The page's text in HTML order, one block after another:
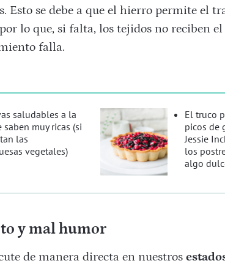
Esto se debe a que el hierro permite el
lo que, si falta, los tejidos no reciben
falla.
saludables a la
saben muy ricas (si
las
vegetales)
El truco
picos de
Jessie
los
algo
y mal humor
de manera directa en nuestros